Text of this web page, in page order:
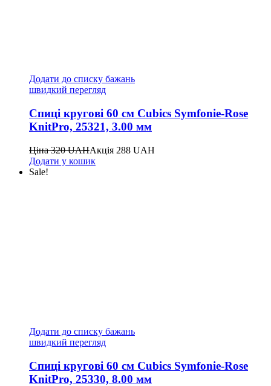
Додати до списку бажань
швидкий перегляд
Спиці кругові 60 см Cubics Symfonie-Rose
KnitPro, 25321, 3.00 мм
Ціна320UAHАкція 288 UAH
Додати у кошик
Sale!
Додати до списку бажань
швидкий перегляд
Спиці кругові 60 см Cubics Symfonie-Rose
KnitPro, 25330, 8.00 мм